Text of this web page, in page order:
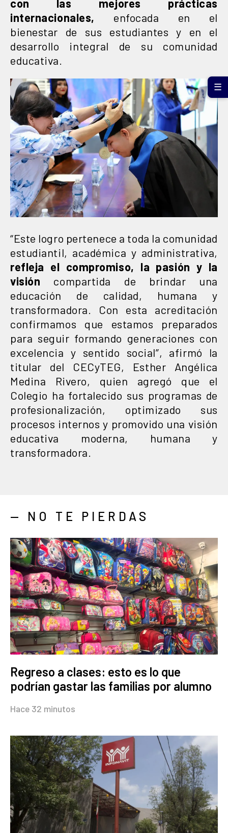
con las mejores prácticas
internacionales, enfocada en el
bienestar de sus estudiantes y en el
desarrollo integral de su comunidad
educativa.
“Este logro pertenece a toda la comunidad
estudiantil, académica y administrativa,
refleja el compromiso, la pasión y la
visión compartida de brindar una
educación de calidad, humana y
transformadora. Con esta acreditación
confirmamos que estamos preparados
para seguir formando generaciones con
excelencia y sentido social”, afirmó la
titular del CECyTEG, Esther Angélica
Medina Rivero, quien agregó que el
Colegio ha fortalecido sus programas de
profesionalización, optimizado sus
procesos internos y promovido una visión
educativa moderna, humana y
transformadora.
— NO TE PIERDAS
Regreso a clases: esto es lo que
podrían gastar las familias por alumno
Hace 32 minutos
☰